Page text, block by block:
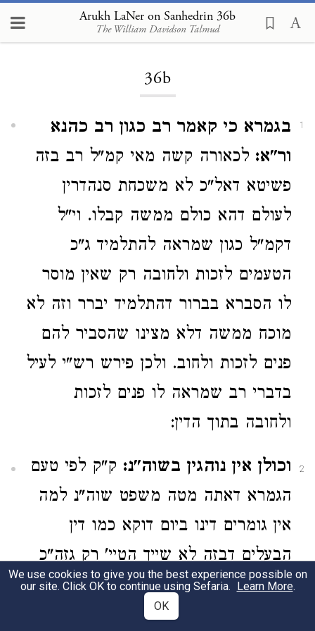
Arukh LaNer on Sanhedrin 36b
The William Davidson Talmud
Loading...
36b
1
בגמרא כי קאמר רב כגון רב כהנא
ור"א: לכאורה קשה מאי קמ"ל רב בזה
פשיטא דאל"כ לא משכחת סנהדרין
לעולם דהא כולם ממשה קבלו. וי"ל
דקמ"ל כגון שמראה להתלמיד ג"כ
הטעמים לזכות ולחובה רק שאין מוסר
לו הסברא בברור דהתלמיד יברר וזה לא
מוכח ממשה דלא מצינו שהסביר להם
פנים לזכות ולחוב. ולכן פירש רש"י לעיל
בדברי רב שמראה לו פנים לזכות
ולחובה בתוך הדין:
2 וכולן אין נוהגין בשוה"נ: ק"ק לפי טעם
הגמרא דאתה מטה משפט שוה"נ למה
אין גומרים דינו ביום דוקא כמו דין
הבעלים דבזה לא שייך הטיי' רק גזה"כ
הוא מוהוקע אותם וא"כ מכח כמיתת
הבעלים כך מיתת השור גם גבי שוה"נ
We use cookies to give you the best experience possible on
our site. Click OK to continue using Sefaria. Learn More.
OK